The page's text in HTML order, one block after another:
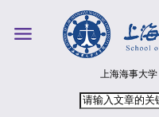
上海海事大学